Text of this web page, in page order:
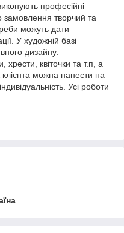
професійні
замовлення творчий та
можуть дати
У художній базі
дизайну:
хрести, квіточки та т.п, а
можна нанести на
Усі роботи